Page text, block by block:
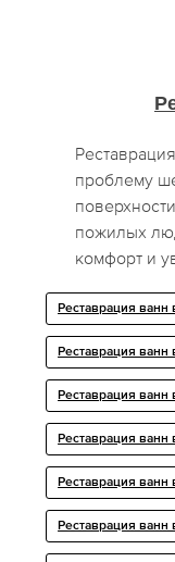
проблему
пожилых
комфорт и
Реставрация ванн
Реставрация
Реставрация ванн
Реставрация ванн
Реставрация ванн
Реставрация ванн